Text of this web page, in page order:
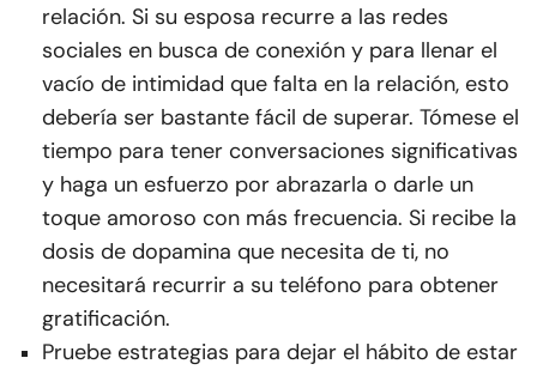
relación. Si su esposa recurre a las redes
sociales en busca de conexión y para llenar el
vacío de intimidad que falta en la relación, esto
debería ser bastante fácil de superar. Tómese el
tiempo para tener conversaciones significativas
y haga un esfuerzo por abrazarla o darle un
toque amoroso con más frecuencia. Si recibe la
dosis de dopamina que necesita de ti, no
necesitará recurrir a su teléfono para obtener
gratificación.
Pruebe estrategias para dejar el hábito de estar